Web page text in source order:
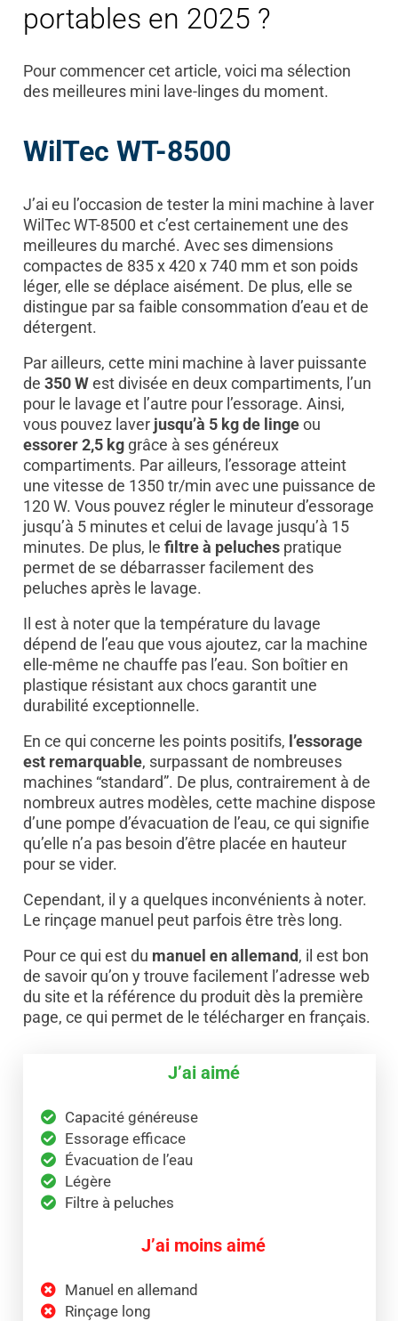
portables en 2025 ?
Pour commencer cet article, voici ma sélection
des meilleures mini lave-linges du moment.
WilTec WT-8500
J’ai eu l’occasion de tester la mini machine à laver
WilTec WT-8500 et c’est certainement une des
meilleures du marché. Avec ses dimensions
compactes de 835 x 420 x 740 mm et son poids
léger, elle se déplace aisément. De plus, elle se
distingue par sa faible consommation d’eau et de
détergent.
Par ailleurs, cette mini machine à laver puissante
de 350 West divisée en deux compartiments, l’un
pour le lavage et l’autre pour l’essorage. Ainsi,
vous pouvez laver jusqu’à 5 kg de lingeou
essorer 2,5 kggrâce à ses généreux
compartiments. Par ailleurs, l’essorage atteint
une vitesse de 1350 tr/min avec une puissance de
120 W. Vous pouvez régler le minuteur d’essorage
jusqu’à 5 minutes et celui de lavage jusqu’à 15
minutes. De plus, le filtre à peluchespratique
permet de se débarrasser facilement des
peluches après le lavage.
Il est à noter que la température du lavage
dépend de l’eau que vous ajoutez, car la machine
elle-même ne chauffe pas l’eau. Son boîtier en
plastique résistant aux chocs garantit une
durabilité exceptionnelle.
En ce qui concerne les points positifs, l’essorage
est remarquable, surpassant de nombreuses
machines “standard”. De plus, contrairement à de
nombreux autres modèles, cette machine dispose
d’une pompe d’évacuation de l’eau, ce qui signifie
qu’elle n’a pas besoin d’être placée en hauteur
pour se vider.
Cependant, il y a quelques inconvénients à noter.
Le rinçage manuel peut parfois être très long.
Pour ce qui est du manuel en allemand, il est bon
de savoir qu’on y trouve facilement l’adresse web
du site et la référence du produit dès la première
page, ce qui permet de le télécharger en français.
J’ai aimé
Capacité généreuse
Essorage efficace
Évacuation de l’eau
Légère
Filtre à peluches
J’ai moins aimé
Manuel en allemand
Rinçage long